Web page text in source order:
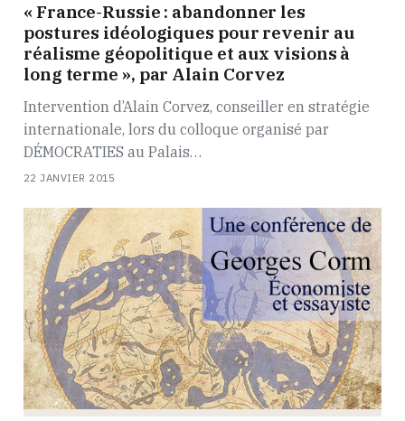
« France-Russie : abandonner les
postures idéologiques pour revenir au
réalisme géopolitique et aux visions à
long terme », par Alain Corvez
Intervention d’Alain Corvez, conseiller en stratégie
internationale, lors du colloque organisé par
DÉMOCRATIES au Palais…
22 JANVIER 2015